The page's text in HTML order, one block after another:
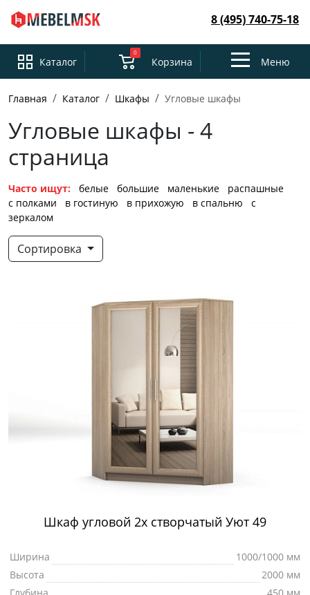
8 (495) 740-75-18
Каталог
0
Корзина
ToggleМеню
Главная Каталог Шкафы Угловые шкафы
Угловые шкафы - 4
страница
Часто ищут: белые большие маленькие
распашные
с полками
в гостиную в прихожую в спальню
с
зеркалом
Сортировка
Шкаф угловой 2х створчатый Уют 49
Ширина
1000/1000 мм
Высота
2000 мм